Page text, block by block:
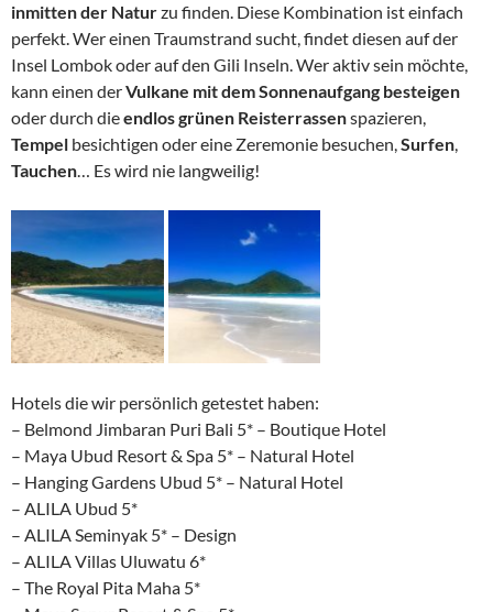
inmitten der Naturzu finden. Diese Kombination ist einfach
perfekt. Wer einen Traumstrand sucht, findet diesen auf der
Insel Lombok oder auf den Gili Inseln. Wer aktiv sein möchte,
kann einen derVulkane mit dem Sonnenaufgang besteigen
oder durch dieendlos grünen Reisterrassenspazieren,
Tempel besichtigen oder eine Zeremonie besuchen,Surfen,
Tauchen… Es wird nie langweilig!
Hotels die wir persönlich getestet haben:
– Belmond Jimbaran Puri Bali 5* – Boutique Hotel
– Maya Ubud Resort & Spa 5* – Natural Hotel
– Hanging Gardens Ubud 5* – Natural Hotel
– ALILA Ubud 5*
– ALILA Seminyak 5* – Design
– ALILA Villas Uluwatu 6*
– The Royal Pita Maha 5*